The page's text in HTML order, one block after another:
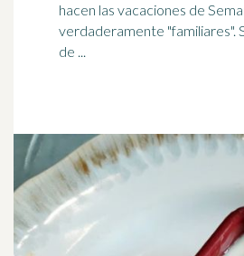
hacen las vacaciones de
verdaderamente "familiares".
de ...